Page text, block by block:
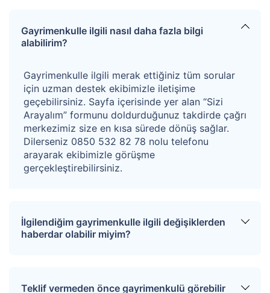
Gayrimenkulle ilgili nasıl daha fazla bilgi
alabilirim?
Gayrimenkulle ilgili merak ettiğiniz tüm sorular
için uzman destek ekibimizle iletişime
geçebilirsiniz. Sayfa içerisinde yer alan “Sizi
Arayalım” formunu doldurduğunuz takdirde çağrı
merkezimiz size en kısa sürede dönüş sağlar.
Dilerseniz 0850 532 82 78 nolu telefonu
arayarak ekibimizle görüşme
gerçekleştirebilirsiniz.
İlgilendiğim gayrimenkulle ilgili değişiklerden
haberdar olabilir miyim?
Teklif vermeden önce gayrimenkulü görebilir